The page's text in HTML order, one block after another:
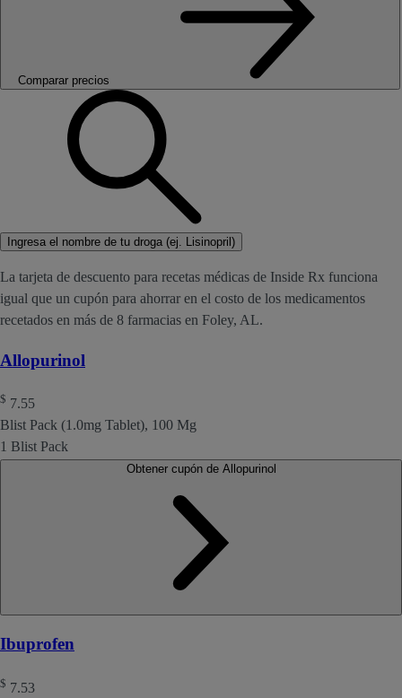
Comparar precios
Ingresa el nombre de tu droga (ej. Lisinopril)
La tarjeta de descuento para recetas médicas de Inside Rx funciona
igual que un cupón para ahorrar en el costo de los medicamentos
recetados en más de 8 farmacias en Foley, AL.
Allopurinol
$ 7.55
Blist Pack (1.0mg Tablet), 100 Mg
1 Blist Pack
Ibuprofen
$ 7.53